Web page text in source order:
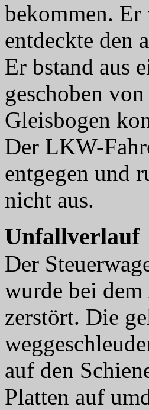
bekommen.
entdeckte den
Er bstand aus
geschoben
Gleisbogen
Der LKW-
entgegen und
nicht aus.
Unfallverlauf
Der
wurde bei
zerstört. Die
auf den
Platten auf